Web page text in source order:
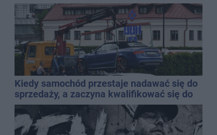
Kiedy samochód przestaje nadawać się do
sprzedaży, a zaczyna kwalifikować się do
kasacji?